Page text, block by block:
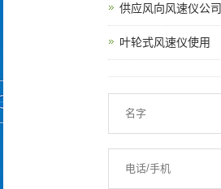
供应风向风速仪公司
叶轮式风速仪使用